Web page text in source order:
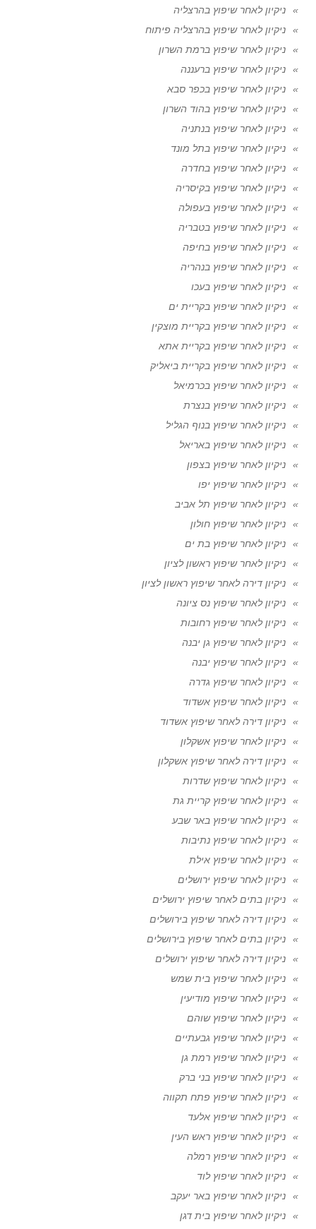
ניקיון לאחר שיפוץ בהרצליה
ניקיון לאחר שיפוץ בהרצליה פיתוח
ניקיון לאחר שיפוץ ברמת השרון
ניקיון לאחר שיפוץ ברעננה
ניקיון לאחר שיפוץ בכפר סבא
ניקיון לאחר שיפוץ בהוד השרון
ניקיון לאחר שיפוץ בנתניה
ניקיון לאחר שיפוץ בתל מונד
ניקיון לאחר שיפוץ בחדרה
ניקיון לאחר שיפוץ בקיסריה
ניקיון לאחר שיפוץ בעפולה
ניקיון לאחר שיפוץ בטבריה
ניקיון לאחר שיפוץ בחיפה
ניקיון לאחר שיפוץ בנהריה
ניקיון לאחר שיפוץ בעכו
ניקיון לאחר שיפוץ בקריית ים
ניקיון לאחר שיפוץ בקריית מוצקין
ניקיון לאחר שיפוץ בקריית אתא
ניקיון לאחר שיפוץ בקריית ביאליק
ניקיון לאחר שיפוץ בכרמיאל
ניקיון לאחר שיפוץ בנצרת
ניקיון לאחר שיפוץ בנוף הגליל
ניקיון לאחר שיפוץ באריאל
ניקיון לאחר שיפוץ בצפון
ניקיון לאחר שיפוץ יפו
ניקיון לאחר שיפוץ תל אביב
ניקיון לאחר שיפוץ חולון
ניקיון לאחר שיפוץ בת ים
ניקיון לאחר שיפוץ ראשון לציון
ניקיון דירה לאחר שיפוץ ראשון לציון
ניקיון לאחר שיפוץ נס ציונה
ניקיון לאחר שיפוץ רחובות
ניקיון לאחר שיפוץ גן יבנה
ניקיון לאחר שיפוץ יבנה
ניקיון לאחר שיפוץ גדרה
ניקיון לאחר שיפוץ אשדוד
ניקיון דירה לאחר שיפוץ אשדוד
ניקיון לאחר שיפוץ אשקלון
ניקיון דירה לאחר שיפוץ אשקלון
ניקיון לאחר שיפוץ שדרות
ניקיון לאחר שיפוץ קריית גת
ניקיון לאחר שיפוץ באר שבע
ניקיון לאחר שיפוץ נתיבות
ניקיון לאחר שיפוץ אילת
ניקיון לאחר שיפוץ ירושלים
ניקיון בתים לאחר שיפוץ ירושלים
ניקיון דירה לאחר שיפוץ בירושלים
ניקיון בתים לאחר שיפוץ בירושלים
ניקיון דירה לאחר שיפוץ ירושלים
ניקיון לאחר שיפוץ בית שמש
ניקיון לאחר שיפוץ מודיעין
ניקיון לאחר שיפוץ שוהם
ניקיון לאחר שיפוץ גבעתיים
ניקיון לאחר שיפוץ רמת גן
ניקיון לאחר שיפוץ בני ברק
ניקיון לאחר שיפוץ פתח תקווה
ניקיון לאחר שיפוץ אלעד
ניקיון לאחר שיפוץ ראש העין
ניקיון לאחר שיפוץ רמלה
ניקיון לאחר שיפוץ לוד
ניקיון לאחר שיפוץ באר יעקב
ניקיון לאחר שיפוץ בית דגן